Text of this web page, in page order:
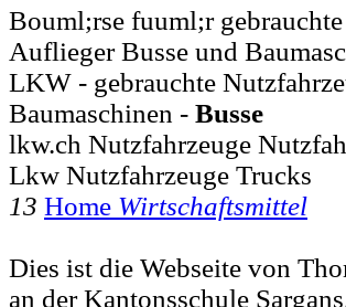
Bouml;rse fuuml;r
Auflieger Busse und
LKW - gebrauchte
Baumaschinen - Busse
lkw.ch Nutzfahrzeuge
Lkw Nutzfahrzeuge Trucks
13 Home Wirtschaftsmittel
Dies ist die Webseite von
an der Kantonsschule